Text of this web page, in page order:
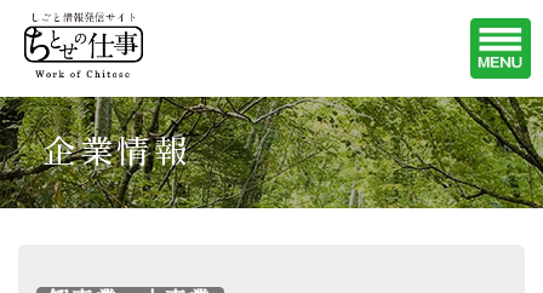
企業情報